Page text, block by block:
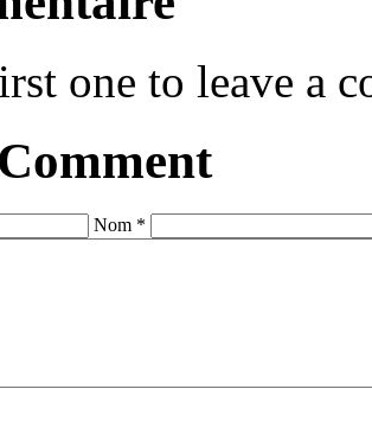
one to leave a
Nom *